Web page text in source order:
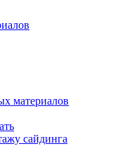
материалов
сайдинга